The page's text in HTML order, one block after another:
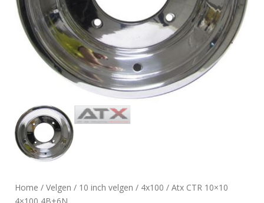
Home / Velgen / 10 inch velgen / 4x100 / Atx CTR 10×10
4×100 4B+6N